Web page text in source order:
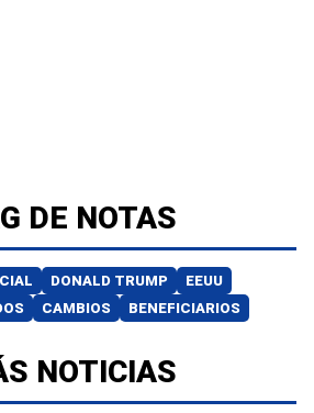
DE NOTAS
DONALD TRUMP
EEUU
CAMBIOS BENEFICIARIOS
NOTICIAS